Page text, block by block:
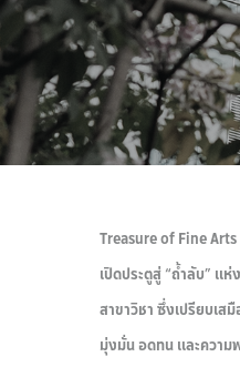
Treasure of Fine
เปิดประตูสู่ “ถ้ำลับ” แ
สาขาวิชา ซึ่งเปรียบเ
มุ่งมั่น อดทน และควา